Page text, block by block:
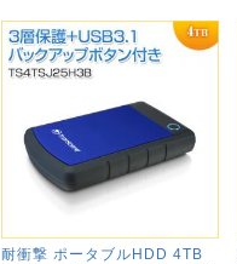
耐衝撃 ポータブルHDD 4TB